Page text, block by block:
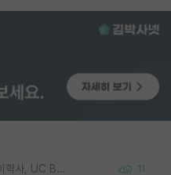
Korea University 수학, 컴퓨터과학 이학사, UC Berkeley 산업공학 대학원 공학박사가 되는 것은 쉽지 않겠죠? 11